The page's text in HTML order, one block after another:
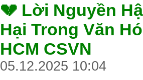
💔 Lời Nguyền
Hại Trong Văn
HCM CSVN
05.12.2025 10:04